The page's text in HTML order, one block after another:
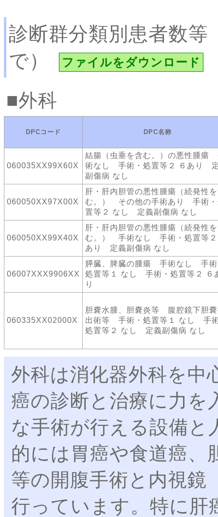
診断群分類別患者数等
で）
ファイルをダウンロード
外科
DPCコード DPC名称
060035XX99X60X
結腸（虫垂を含む。）の悪性腫瘍
術なし 手術・処置等２ ６あり
副傷病 なし
060050XX97X00X
肝・肝内胆管の悪性腫瘍（続発性
む。） その他の手術あり 手術
置等２ なし 定義副傷病 なし
060050XX99X40X
肝・肝内胆管の悪性腫瘍（続発性
む。） 手術なし 手術・処置等
あり 定義副傷病 なし
06007XXX9906XX
膵臓、脾臓の腫瘍 手術なし 手
処置等１ なし 手術・処置等２ ６
り
060335XX02000X
胆嚢水腫、胆嚢炎等 腹腔鏡下胆
出術等 手術・処置等１ なし 手
処置等２ なし 定義副傷病 なし
外科は消化器外科を中
癌の診断と治療に力を
な手術が行える設備と
的には胃癌や食道癌、
等の開腹手術と内視鏡
行っています。特に肝